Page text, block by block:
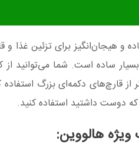
و هیجان‌انگیز برای تزئین غذا
ساده است. شما می‌توانید
دکمه‌ای بزرگ استفاده
دوست داشتید استفاده کنید.
هالووین: